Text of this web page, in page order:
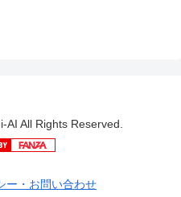
All Rights Reserved.
ー・お問い合わせ